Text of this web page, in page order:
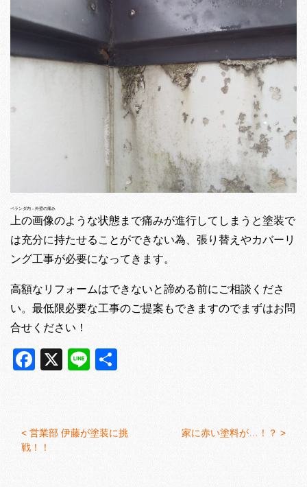
ベランダ内：外壁の痛み
上の画像のような状態まで痛みが進行してしまうと塗装で
は充分に持たせることができない為、張り替えやカバーリ
ング工事が必要になってきます。
高額なリフォームはできないと諦める前にご相談くださ
い。最低限必要な工事のご提案もできますのでまずはお問
合せください！
Facebook
X Line
< 営業部 伊藤が塗装に挑
戦！！
家に赤い塗料が…！？ >